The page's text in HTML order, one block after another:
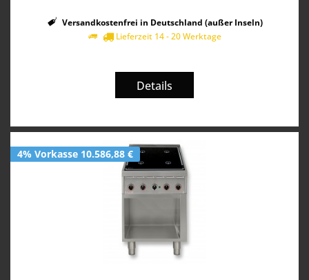
Versandkostenfrei in Deutschland (außer Inseln)
Lieferzeit 14 - 20 Werktage
Details
4% Vorkasse 10.586,88 €